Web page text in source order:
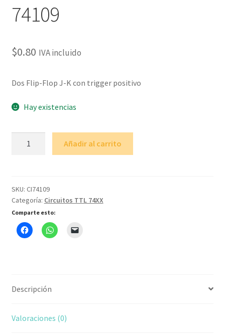
74109
$0.80 IVA incluido
Dos Flip-Flop J-K con trigger positivo
Hay existencias
Añadir al carrito
SKU: CI74109
Categoría: Circuitos TTL 74XX
Comparte esto:
Descripción
Valoraciones (0)